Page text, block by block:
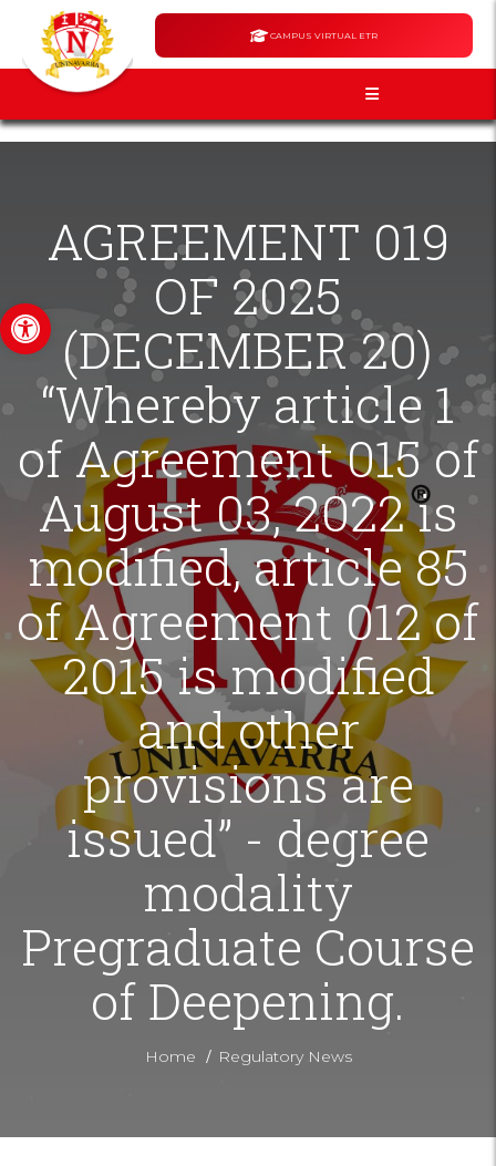
Open toolbar
CAMPUS VIRTUAL ETR
AGREEMENT 019
OF 2025
(DECEMBER 20)
“Whereby article 1
of Agreement 015 of
August 03, 2022 is
modified, article 85
of Agreement 012 of
2015 is modified
and other
provisions are
issued” - degree
modality
Pregraduate Course
of Deepening.
Home / Regulatory News